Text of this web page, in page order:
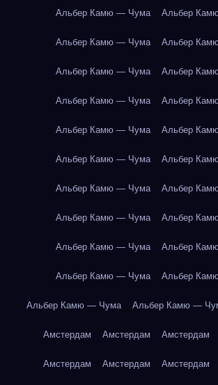
Альбер Камю — Чума Альбер
Альбер Камю — Чума Альбер
Альбер Камю — Чума Альбер
Альбер Камю — Чума Альбер
Альбер Камю — Чума Альбер
Альбер Камю — Чума Альбер
Альбер Камю — Чума Альбер
Альбер Камю — Чума Альбер
Альбер Камю — Чума Альбер
Альбер Камю — Чума Альбер
Альбер Камю — Чума Альбер Камю —
Амстердам Амстердам Амстердам
Амстердам Амстердам Амстердам